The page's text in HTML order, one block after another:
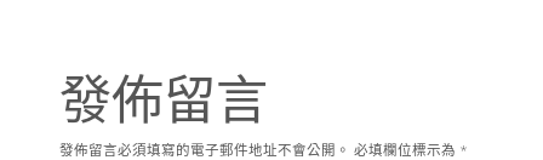
發佈留言
發佈留言必須填寫的電子郵件地址不會公開。 必填欄位標示為 *